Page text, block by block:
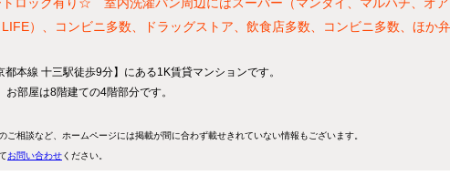
ック有り☆ 室内洗濯パン周辺にはスーパー（マンダイ、マルハチ、オア
）、コンビニ多数、ドラッグストア、飲食店多数、コンビニ多数、ほか弁
本線 十三駅徒歩9分】にある1K賃貸マンションです。
部屋は8階建ての4階部分です。
相談など、ホームページには掲載が間に合わず載せきれていない情報もございます。
お問い合わせください。